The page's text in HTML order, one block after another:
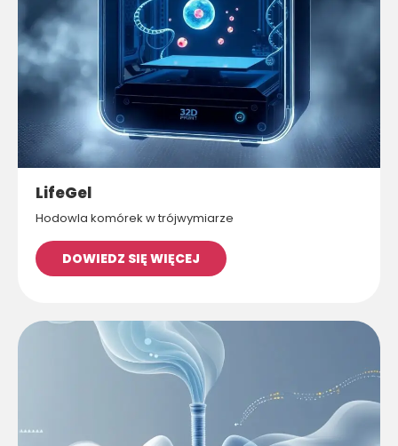
LifeGel
Hodowla komórek w trójwymiarze
DOWIEDZ SIĘ WIĘCEJ